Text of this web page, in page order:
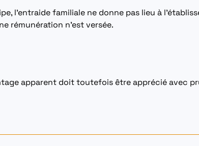
l’entraide familiale ne donne pas lieu à
rémunération n’est versée.
apparent doit toutefois être apprécié avec